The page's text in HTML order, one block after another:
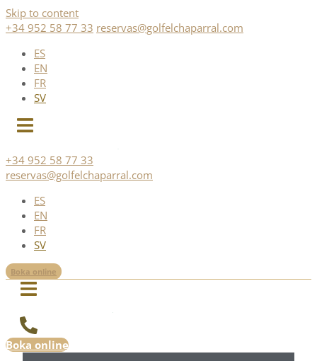
Skip to content
+34 952 58 77 33 reservas@golfelchaparral.com
ES
EN
FR
SV
+34 952 58 77 33
reservas@golfelchaparral.com
ES
EN
FR
SV
Boka online
Boka online